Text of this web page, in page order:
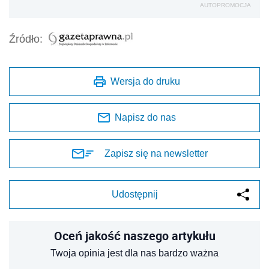
AUTOPROMOCJA
Źródło:
Wersja do druku
Napisz do nas
Zapisz się na newsletter
Udostępnij
Oceń jakość naszego artykułu
Twoja opinia jest dla nas bardzo ważna